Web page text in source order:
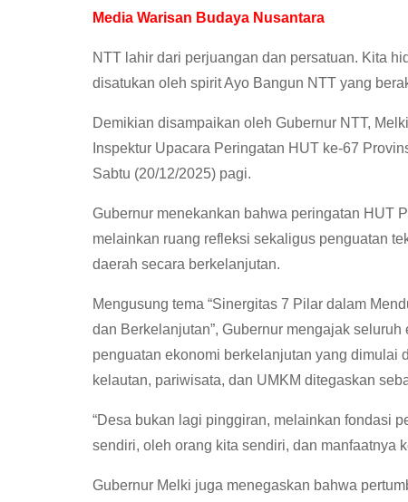
Media Warisan Budaya Nusantara
NTT lahir dari perjuangan dan persatuan. Kita
disatukan oleh spirit Ayo Bangun NTT yang
Demikian disampaikan oleh Gubernur NTT,
Inspektur Upacara Peringatan HUT ke-67
Sabtu (20/12/2025) pagi.
Gubernur menekankan bahwa peringatan HUT
melainkan ruang refleksi sekaligus penguatan
daerah secara berkelanjutan.
Mengusung tema “Sinergitas 7 Pilar dalam
dan Berkelanjutan”, Gubernur mengajak
penguatan ekonomi berkelanjutan yang dimulai
kelautan, pariwisata, dan UMKM ditegaskan
“Desa bukan lagi pinggiran, melainkan fondasi
sendiri, oleh orang kita sendiri, dan manfaatnya
Gubernur Melki juga menegaskan bahwa